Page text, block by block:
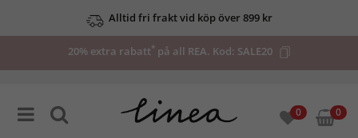
Alltid fri frakt vid köp över 899 kr
20% extra rabatt*på all REA. Kod: SALE20
0 0